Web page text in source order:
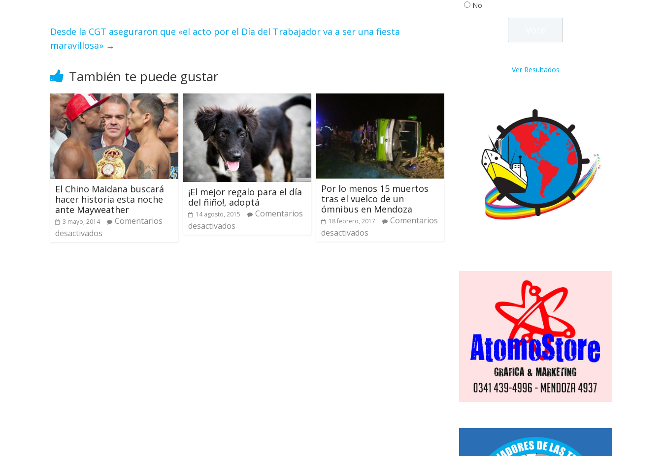
Desde la CGT aseguraron que «el acto por el Día del Trabajador va a ser una fiesta
maravillosa» →
También te puede gustar
El Chino Maidana buscará
hacer historia esta noche
ante Mayweather
3 mayo, 2014
Comentarios
desactivados
¡El mejor regalo para el día
del ñiño!, adoptá
14 agosto, 2015
Comentarios
desactivados
Por lo menos 15 muertos
tras el vuelco de un
ómnibus en Mendoza
18 febrero, 2017
Comentarios
desactivados
No
Ver Resultados